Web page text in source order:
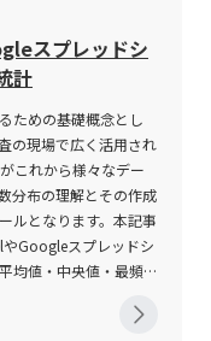
ボラティリティが高
切り注文が予想より不
るため、リスク管理の
リスクの範囲内で取
ある。 さらに、テク
ドやヒストリカル・ボ
均レンジ）などが活用
を十分に理解していな
る。 市場の時間帯に
因、さらには政治的・
最新の市場情報と分析
戦略策定が求められる
せん。これらの機能を
ムで更新され、経営層
す。 人事シス
在します。第一に、
認する必要がありま
すが、例えば採用活
のキャリアデータの一
テム機能も大きく異な
正確に把握し、システ
評価することが求めら
種導入方式――が自社の
チの分野で発展してき
トやプロジェクトマネ
がら意思決定を行うた
。デシジョンツリー
果の予測やリスク評価
与します。 デシジョ
用い、意思決定の各段
ーの始点である意思決
、その後に続く確率ノ
に結論や結果を示す終
造を通じて、各分岐に
的に計算することが可
スプレッドシ
計
ための基礎概念とし
の現場で広く活用され
これから様々なデー
分布の理解とその作成
ルとなります。本記事
Googleスプレッドシ
均値・中央値・最頻値
、具体例を交えて詳細